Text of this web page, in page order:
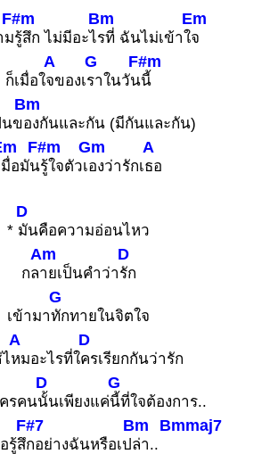
ม
F#m
รู้สึก ไม่มีอะไ
Bm
รที่ ฉันไม่เข้าใ
Em
จ
ก็เมื่อใ
A
จของเ
G
ราในวัน
F#m
นี้
นข
Bm
องกันและกัน (มีกันและกัน)
มื่อมัน
F#m
รู้ใจตัวเ
Gm
องว่ารักเ
A
ธอ
*
D
มันคือความอ่อนไหว
กล
Am
ายเป็นคำว่า
D
รัก
เข้ามา
G
ทักทายในจิตใจ
A
หมอะไรที่ใ
D
ครเรียกกันว่ารัก
รคน
D
นั้นเพียงแค่
G
นี้ที่ใจต้องการ..
รู้สึ
F#7
กอย่างฉันหรือเป
Bm
ล่า..
Bmmaj7